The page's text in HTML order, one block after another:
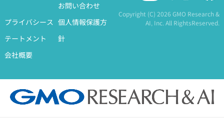
お問い合わせ
プライバシース
テートメント
個人情報保護方
針
会社概要
Copyright (C)2026 GMO Research &
AI, Inc. All RightsReserved.